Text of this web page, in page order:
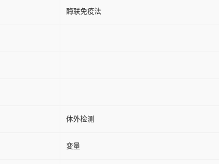
酶联免疫法
体外检测
変量